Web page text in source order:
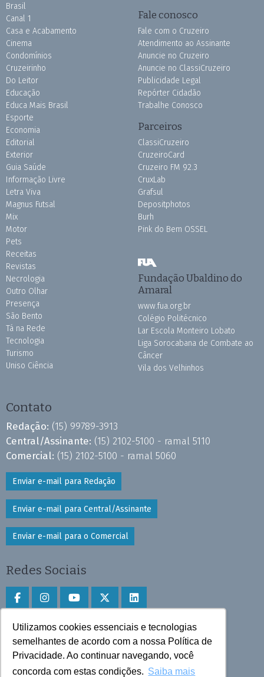
Utilizamos cookies essenciais e tecnologias
semelhantes de acordo com a nossa Política de
Privacidade. Ao continuar navegando, você
concorda com estas condições. Saiba mais
Brasil
Canal 1
Casa e Acabamento
Cinema
Condomínios
Cruzeirinho
Do Leitor
Educação
Educa Mais Brasil
Esporte
Economia
Editorial
Exterior
Guia Saúde
Informação Livre
Letra Viva
Magnus Futsal
Mix
Motor
Pets
Receitas
Revistas
Necrologia
Outro Olhar
Presença
São Bento
Tá na Rede
Tecnologia
Turismo
Uniso Ciência
Fale conosco
Fale com o Cruzeiro
Atendimento ao Assinante
Anuncie no Cruzeiro
Anuncie no ClassiCruzeiro
Publicidade Legal
Repórter Cidadão
Trabalhe Conosco
Parceiros
ClassiCruzeiro
CruzeiroCard
Cruzeiro FM 92.3
CruxLab
Grafsul
Depositphotos
Burh
Pink do Bem OSSEL
Fundação Ubaldino do
Amaral
www.fua.org.br
Colégio Politécnico
Lar Escola Monteiro Lobato
Liga Sorocabana de Combate ao
Câncer
Vila dos Velhinhos
Contato
Redação: (15) 99789-3913
Central/Assinante: (15) 2102-5100 - ramal 5110
Comercial: (15) 2102-5100 - ramal 5060
Enviar e-mail para Redação
Enviar e-mail para Central/Assinante
Enviar e-mail para o Comercial
Redes Sociais
Faça download do aplicativo
Play Store e App Store